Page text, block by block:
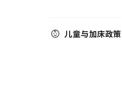
儿童与加床政策